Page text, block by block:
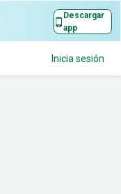
Descargar
app
Inicia sesión